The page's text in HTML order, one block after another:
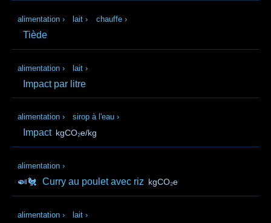
alimentation › lait › chauffe ›
Tiède
alimentation › lait ›
Impact par litre
alimentation › sirop à l'eau ›
Impact kgCO₂e/kg
alimentation ›
🍛🐔 Curry au poulet avec riz kgCO₂e
alimentation › lait ›